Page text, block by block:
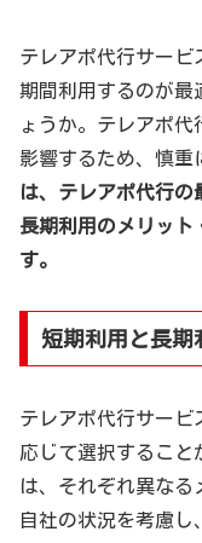
テレアポ代行サービ
期間利用するのが最
ょうか。テレアポ代
影響するため、慎重
は、テレアポ代行の
長期利用のメリット
す。
短期利用と長期
テレアポ代行サービ
応じて選択すること
は、それぞれ異なる
自社の状況を考慮